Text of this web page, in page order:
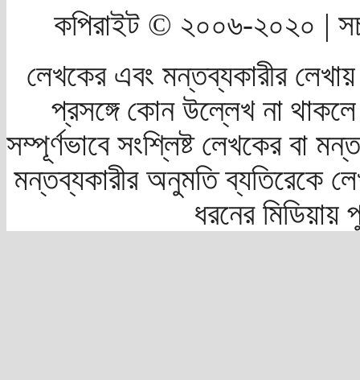
কপিরাইট © ২০০৬-২০২০ |
লেখকের এবং মন্তব্যকারীর
প্রসঙ্গে কোন উল্লেখ না
সম্পূর্ণভাবে সংশ্লিষ্ট লেখকের বা
মন্তব্যকারীর অনুমতি ব্যতিরেকে
ধরনের মিডিয়ায়